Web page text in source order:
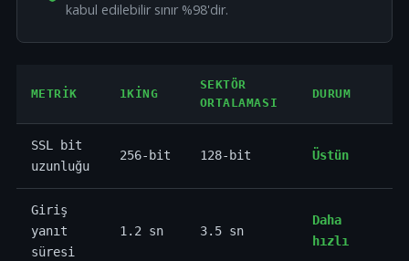
kabul edilebilir sınır %98'dir.
METRIK 1KING
SEKTÖR
ORTALAMASI
DURUM
SSL bit
uzunluğu
256-bit 128-bit Üstün
Giriş
yanıt
süresi
1.2 sn 3.5 sn
Daha
hızlı